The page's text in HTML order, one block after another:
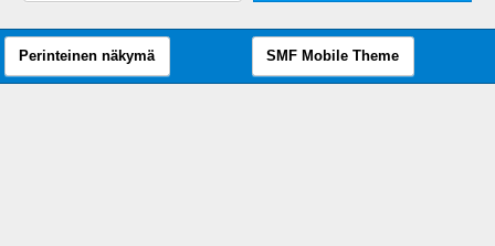
Perinteinen näkymä SMF Mobile Theme